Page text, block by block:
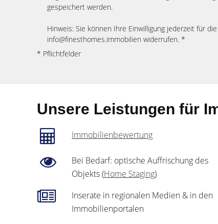
gespeichert werden.
Hinweis: Sie können Ihre Einwilligung jederzeit für
info@finesthomes.immobilien widerrufen. *
* Pflichtfelder
Unsere Leistungen für
Immobilienbewertung
Bei Bedarf: optische Auffrischung des
Objekts (Home Staging)
Inserate in regionalen Medien & in den
Immobilienportalen